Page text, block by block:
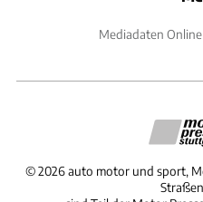
Mediadaten Online
©2026 auto motor und sport,